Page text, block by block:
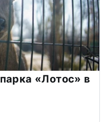
«Лотос» в